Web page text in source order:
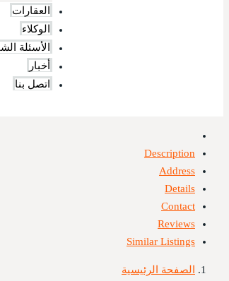
العقارات
الوكلاء
الأسئلة
أخبار
اتصل بنا
Description
Address
Details
Contact
Reviews
Similar Listings
الصفحة الرئيسية